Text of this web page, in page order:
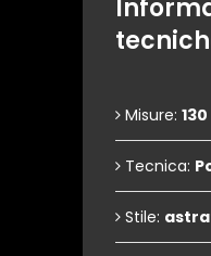
Misure:
Tecnica:
Stile: